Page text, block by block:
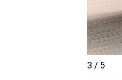
3 / 5